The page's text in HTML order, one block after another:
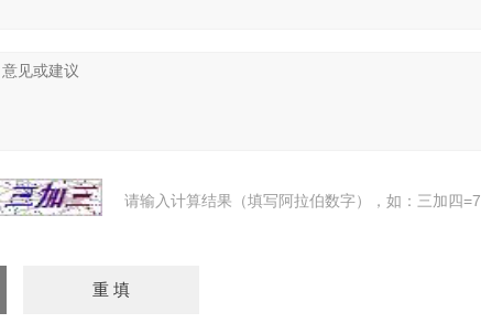
请输入计算结果（填写阿拉伯数字），如：三加四=7